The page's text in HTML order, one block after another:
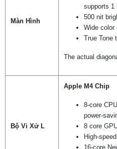
Màn Hình
supports 1
500 nit
Wide color
True Tone
The actual
Bộ Vi Xử L
Apple M4 Chip
8-core
power-
8 core
High-
16-core